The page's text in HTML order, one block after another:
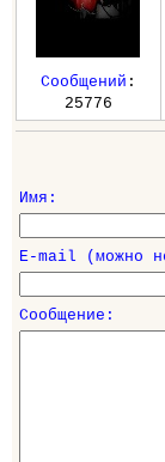
Сообщений :
25776
Имя:
E-mail (можно
Сообщение: